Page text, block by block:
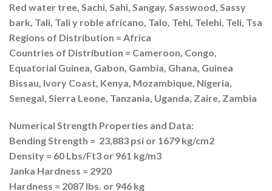
Red water tree, Sachi, Sahi, Sangay, Sasswood, Sassy
bark, Tali, Tali y roble africano, Talo, Tehi, Telehi, Teli, Tsa
Regions of Distribution = Africa
Countries of Distribution = Cameroon, Congo,
Equatorial Guinea, Gabon, Gambia, Ghana, Guinea
Bissau, Ivory Coast, Kenya, Mozambique, Nigeria,
Senegal, Sierra Leone, Tanzania, Uganda, Zaire, Zambia
Numerical Strength Properties and Data:
Bending Strength = 23,883 psi or 1679 kg/cm2
Density = 60 Lbs/Ft3 or 961 kg/m3
Janka Hardness = 2920
Hardness = 2087 lbs. or 946 kg